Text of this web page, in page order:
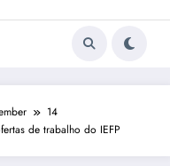
14
de trabalho do IEFP